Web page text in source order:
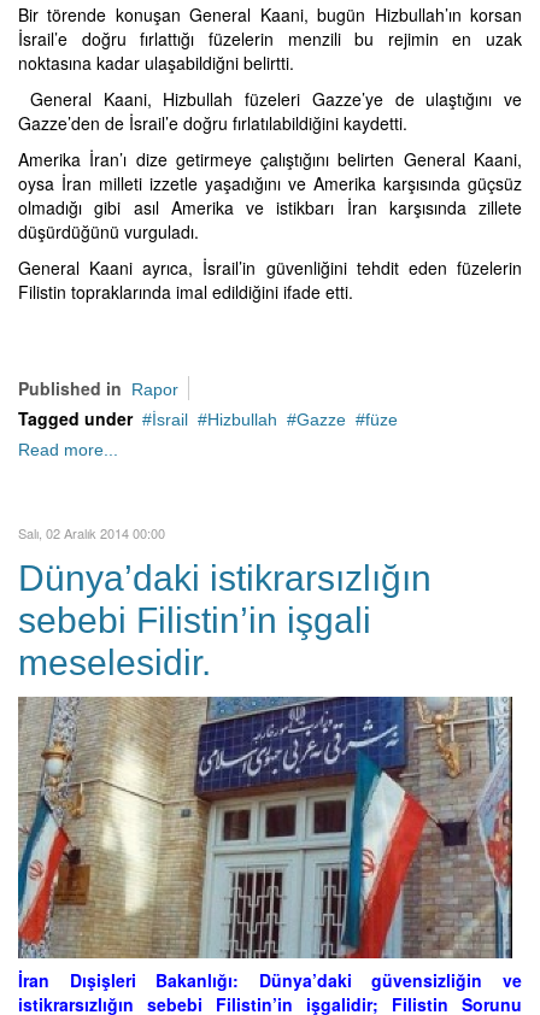
Bir törende konuşan General Kaani, bugün Hizbullah’ın korsan
İsrail’e doğru fırlattığı füzelerin menzili bu rejimin en uzak
noktasına kadar ulaşabildiğni belirtti.
General Kaani, Hizbullah füzeleri Gazze’ye de ulaştığını ve
Gazze’den de İsrail’e doğru fırlatılabildiğini kaydetti.
Amerika İran’ı dize getirmeye çalıştığını belirten General Kaani,
oysa İran milleti izzetle yaşadığını ve Amerika karşısında güçsüz
olmadığı gibi asıl Amerika ve istikbarı İran karşısında zillete
düşürdüğünü vurguladı.
General Kaani ayrıca, İsrail’in güvenliğini tehdit eden füzelerin
Filistin topraklarında imal edildiğini ifade etti.
Published in Rapor
Tagged under İsrail Hizbullah Gazze
füze
Read more...
Salı, 02 Aralık 2014 00:00
Dünya’daki istikrarsızlığın
sebebi Filistin’in işgali
meselesidir.
İran Dışişleri Bakanlığı: Dünya’daki güvensizliğin ve
istikrarsızlığın sebebi Filistin’in işgalidir; Filistin Sorunu